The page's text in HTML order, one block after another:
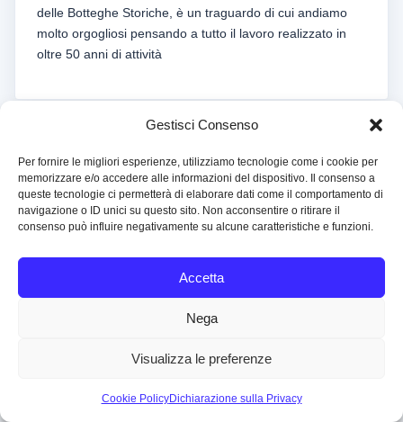
Gestisci Consenso
Per fornire le migliori esperienze, utilizziamo tecnologie come i cookie per
memorizzare e/o accedere alle informazioni del dispositivo. Il consenso a
queste tecnologie ci permetterà di elaborare dati come il comportamento di
navigazione o ID unici su questo sito. Non acconsentire o ritirare il
consenso può influire negativamente su alcune caratteristiche e funzioni.
Accetta
Nega
Visualizza le preferenze
Cookie PolicyDichiarazione sulla Privacy
delle Botteghe Storiche, è un traguardo di cui andiamo
molto orgogliosi pensando a tutto il lavoro realizzato in
oltre 50 anni di attività
Copyright © 1999-2026 Boutique del Gioiello srl All Rights
Reserved
Operatore Professionale Oro
Cookies and Privacy Policy